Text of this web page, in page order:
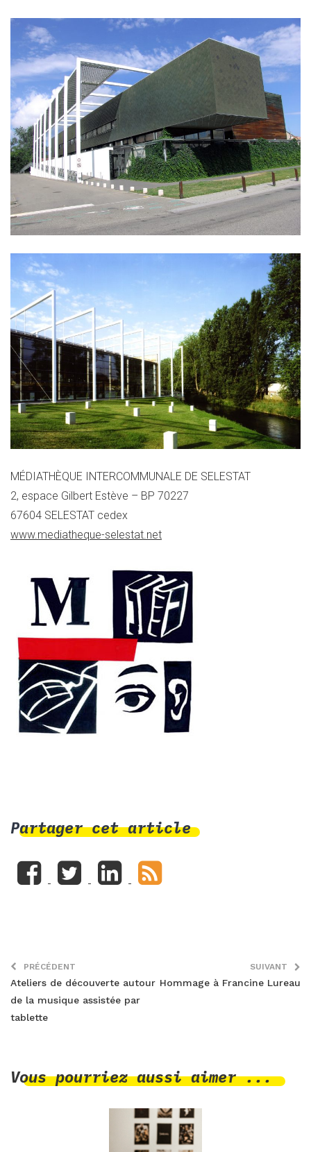
MÉDIATHÈQUE INTERCOMMUNALE DE SELESTAT
2, espace Gilbert Estève – BP 70227
67604 SELESTAT cedex
www.mediatheque-selestat.net
Partager cet article
PRÉCÉDENT
Ateliers de découverte autour
de la musique assistée par
tablette
SUIVANT
Hommage à Francine Lureau
Vous pourriez aussi aimer ...